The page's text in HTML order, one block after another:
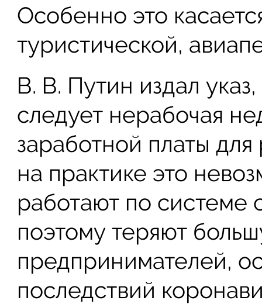
Особенно это
туристической,
В. В. Путин издал
следует нерабочая
заработной платы
на практике это
работают по системе
поэтому теряют
предпринимателей,
последствий